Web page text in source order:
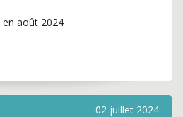
en août 2024
02 juillet 2024